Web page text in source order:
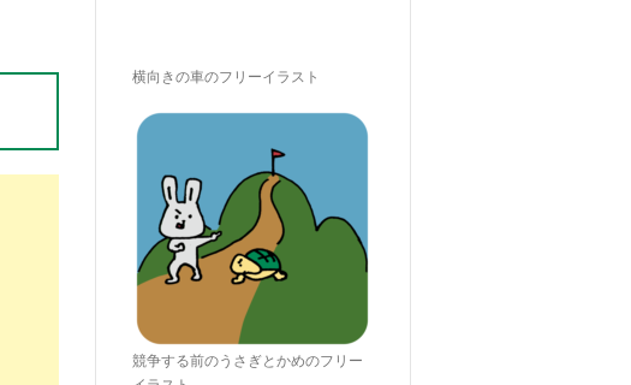
横向きの車のフリーイラスト
競争する前のうさぎとかめのフリー